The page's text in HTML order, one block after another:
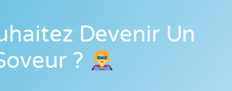
Devenir Un
?